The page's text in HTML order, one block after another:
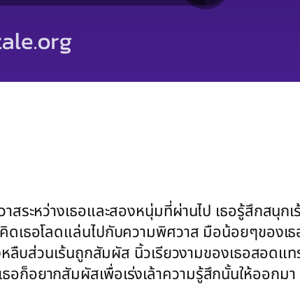
ะหว่างเธอและสองหนุ่มที่ผ่านไป เธอรู้สึกสนุก
ธอโลดแล่นไปกับความพิศวาส มือน้อยๆของเธ
ลืบส่วนเร้นถูกสัมผัส นิ้วเรียวงามของเธอสอดแ
อยากสัมผัสเพื่อเร่งเล้าความรู้สึกนั้นให้ออกมา